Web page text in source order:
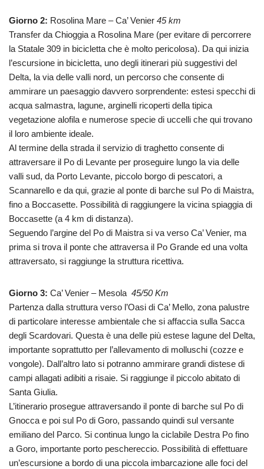
Giorno 2: Rosolina Mare – Ca’ Venier 45 km
Transfer da Chioggia a Rosolina Mare (per evitare di percorrere
la Statale 309 in bicicletta che è molto pericolosa). Da qui inizia
l’escursione in bicicletta, uno degli itinerari più suggestivi del
Delta, la via delle valli nord, un percorso che consente di
ammirare un paesaggio davvero sorprendente: estesi specchi di
acqua salmastra, lagune, arginelli ricoperti della tipica
vegetazione alofila e numerose specie di uccelli che qui trovano
il loro ambiente ideale.
Al termine della strada il servizio di traghetto consente di
attraversare il Po di Levante per proseguire lungo la via delle
valli sud, da Porto Levante, piccolo borgo di pescatori, a
Scannarello e da qui, grazie al ponte di barche sul Po di Maistra,
fino a Boccasette. Possibilità di raggiungere la vicina spiaggia di
Boccasette (a 4 km di distanza).
Seguendo l’argine del Po di Maistra si va verso Ca’ Venier, ma
prima si trova il ponte che attraversa il Po Grande ed una volta
attraversato, si raggiunge la struttura ricettiva.
Giorno 3: Ca’ Venier – Mesola 45/50 Km
Partenza dalla struttura verso l’Oasi di Ca’ Mello, zona palustre
di particolare interesse ambientale che si affaccia sulla Sacca
degli Scardovari. Questa è una delle più estese lagune del Delta,
importante soprattutto per l’allevamento di molluschi (cozze e
vongole). Dall’altro lato si potranno ammirare grandi distese di
campi allagati adibiti a risaie. Si raggiunge il piccolo abitato di
Santa Giulia.
L’itinerario prosegue attraversando il ponte di barche sul Po di
Gnocca e poi sul Po di Goro, passando quindi sul versante
emiliano del Parco. Si continua lungo la ciclabile Destra Po fino
a Goro, importante porto peschereccio. Possibilità di effettuare
un’escursione a bordo di una piccola imbarcazione alle foci del